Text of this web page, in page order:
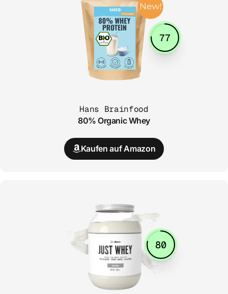
77
Hans Brainfood
80% Organic Whey
Kaufen auf Amazon
80